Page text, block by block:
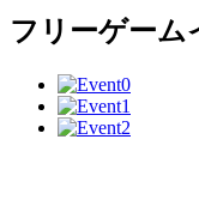
フリーゲーム